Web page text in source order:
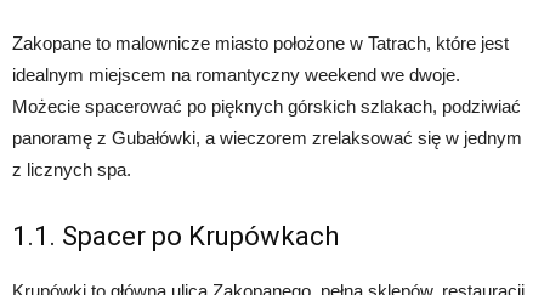
Zakopane to malownicze miasto położone w Tatrach, które jest
idealnym miejscem na romantyczny weekend we dwoje.
Możecie spacerować po pięknych górskich szlakach, podziwiać
panoramę z Gubałówki, a wieczorem zrelaksować się w jednym
z licznych spa.
1.1. Spacer po Krupówkach
Krupówki to główna ulica Zakopanego, pełna sklepów, restauracji